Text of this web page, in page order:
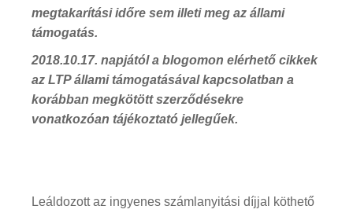
megtakarítási időre sem illeti meg az állami
támogatás.
2018.10.17. napjától a blogomon elérhető cikkek
az LTP állami támogatásával kapcsolatban a
korábban megkötött szerződésekre
vonatkozóan tájékoztató jellegűek.
Leáldozott az ingyenes számlanyitási díjjal köthető